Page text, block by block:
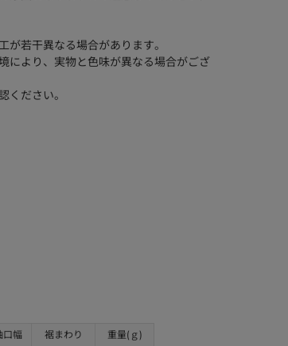
若干異なる場合があります。
により、実物と色味が異なる場合がござ
ださい。
口幅 裾まわり 重量(ｇ)